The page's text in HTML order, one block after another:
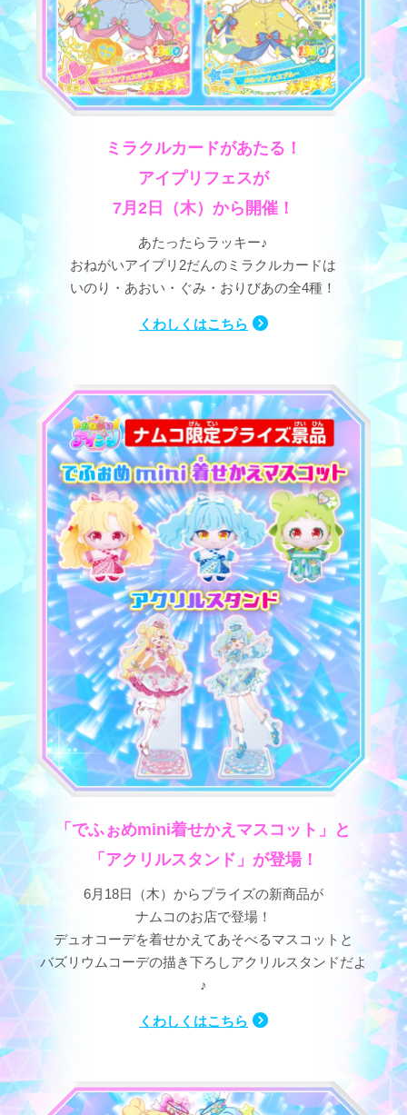
ミラクルカードがあたる！
アイプリフェスが
7月2日（木）から開催！
あたったらラッキー♪
おねがいアイプリ2だんのミラクルカードは
いのり・あおい・ぐみ・おりびあの全4種！
くわしくはこちら
「でふぉめmini着せかえマスコット」と
「アクリルスタンド」が登場！
6月18日（木）からプライズの新商品が
ナムコのお店で登場！
デュオコーデを着せかえてあそべるマスコットと
バズリウムコーデの描き下ろしアクリルスタンドだよ
♪
くわしくはこちら